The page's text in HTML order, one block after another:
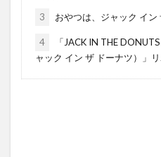
3 おやつは、ジャック イン
4
「JACK IN THE
ャック イン ザ ドーナツ）」